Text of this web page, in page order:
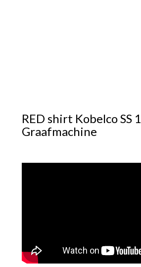
RED shirt Kobelco SS 1
Graafmachine